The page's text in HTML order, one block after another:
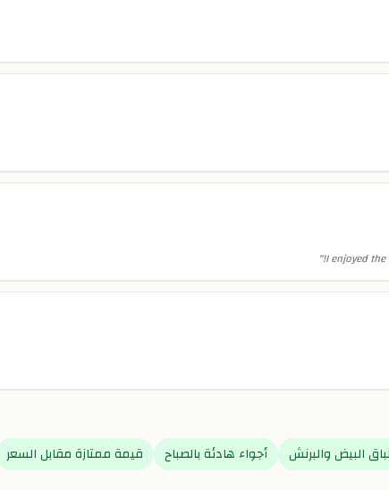
I enjoyed
"
البيض والبرنش أجواء هادئة بالصباح قيمة ممتازة مقابل السعر